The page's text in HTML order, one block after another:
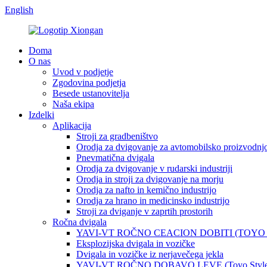
English
Doma
O nas
Uvod v podjetje
Zgodovina podjetja
Besede ustanovitelja
Naša ekipa
Izdelki
Aplikacija
Stroji za gradbeništvo
Orodja za dvigovanje za avtomobilsko
Pnevmatična dvigala
Orodja za dvigovanje v rudarski industriji
Orodja in stroji za dvigovanje na morju
Orodja za nafto in kemično industrijo
Orodja za hrano in medicinsko industrijo
Stroji za dviganje v zaprtih prostorih
Ročna dvigala
YAVI-VT ROČNO CEACION DOBITI
Eksplozijska dvigala in vozičke
Dvigala in vozičke iz nerjavečega jekla
YAVI-VT ROČNO DOBAVO LEVE (Toyo